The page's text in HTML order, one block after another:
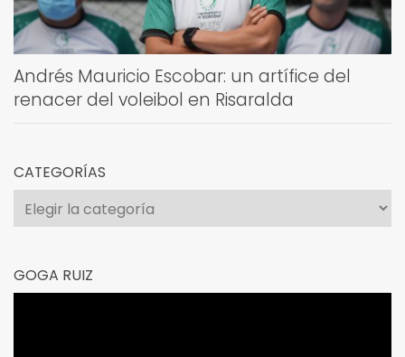
Andrés Mauricio Escobar: un artífice del
renacer del voleibol en Risaralda
CATEGORÍAS
Categorías
GOGA RUIZ